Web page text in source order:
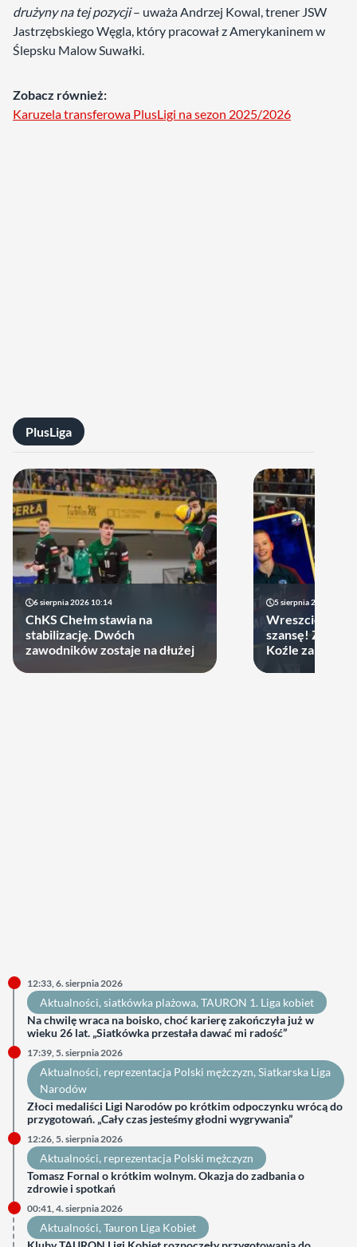
drużyny na tej pozycji– uważa Andrzej Kowal, trener JSW
Jastrzębskiego Węgla, który pracował z Amerykaninem w
Ślepsku Malow Suwałki.
Zobacz również:
Karuzela transferowa PlusLigi na sezon 2025/2026
PlusLiga
6 sierpnia 2026 10:14
ChKS Chełm stawia na
stabilizację. Dwóch
zawodników zostaje na dłużej
5 sierpnia 2026 20:47
Wreszcie
szansę!
Koźle
12:33, 6. sierpnia 2026
Aktualności, siatkówka plażowa, TAURON 1. Liga kobiet
Na chwilę wraca na boisko, choć karierę zakończyła już w
wieku 26 lat. „Siatkówka przestała dawać mi radość”
17:39, 5. sierpnia 2026
Aktualności, reprezentacja Polski mężczyzn, Siatkarska Liga
Narodów
Złoci medaliści Ligi Narodów po krótkim odpoczynku wrócą do
przygotowań. „Cały czas jesteśmy głodni wygrywania”
12:26, 5. sierpnia 2026
Aktualności, reprezentacja Polski mężczyzn
Tomasz Fornal o krótkim wolnym. Okazja do zadbania o
zdrowie i spotkań
00:41, 4. sierpnia 2026
Aktualności, Tauron Liga Kobiet